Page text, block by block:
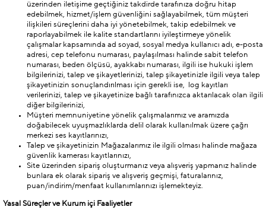
üzerinden iletişime geçtiğiniz takdirde tarafınıza doğru hitap
edebilmek, hizmet/işlem güvenliğini sağlayabilmek, tüm müşteri
ilişkileri süreçlerini daha iyi yönetebilmek, takip edebilmek ve
raporlayabilmek ile kalite standartlarını iyileştirmeye yönelik
çalışmalar kapsamında ad soyad, sosyal medya kullanıcı adı, e-posta
adresi, cep telefonu numarası, paylaşılması halinde sabit telefon
numarası, beden ölçüsü, ayakkabı numarası, ilgili ise hukuki işlem
bilgilerinizi, talep ve şikayetlerinizi, talep şikayetinizle ilgili veya talep
şikayetinizin sonuçlandırılması için gerekli ise, log kayıtları
verilerinizi, talep ve şikayetinize bağlı tarafınızca aktarılacak olan ilgili
diğer bilgilerinizi,
Müşteri memnuniyetine yönelik çalışmalarımız ve aramızda
doğabilecek uyuşmazlıklarda delil olarak kullanılmak üzere çağrı
merkezi ses kayıtlarınızı,
Talep ve şikayetinizin Mağazalarımız ile ilgili olması halinde mağaza
güvenlik kamerası kayıtlarınızı,
Site üzerinden sipariş oluşturmanız veya alışveriş yapmanız halinde
bunlara ek olarak sipariş ve alışveriş geçmişi, faturalarınız,
puan/indirim/menfaat kullanımlarınızı işlemekteyiz.
Yasal Süreçler ve Kurum içi Faaliyetler